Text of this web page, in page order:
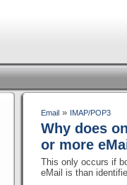
Email » IMAP/POP3
Why does
or more
This only occurs if
eMail is than